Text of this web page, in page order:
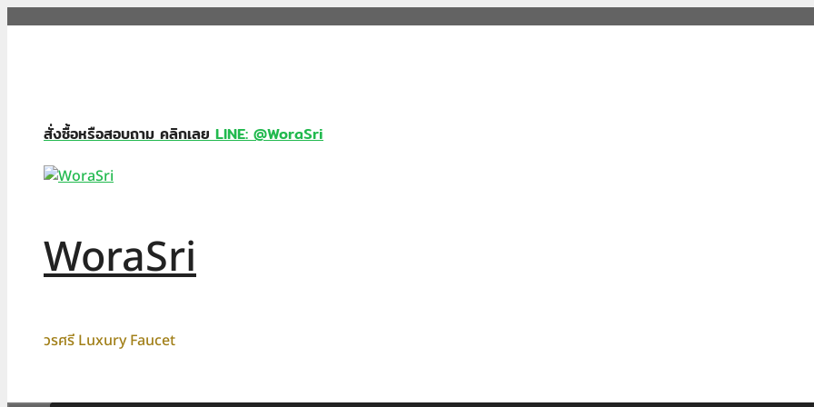
สั่งซื้อหรือสอบถาม คลิกเลยLINE: @WoraSri
WoraSri
วรศรี Luxury Faucet